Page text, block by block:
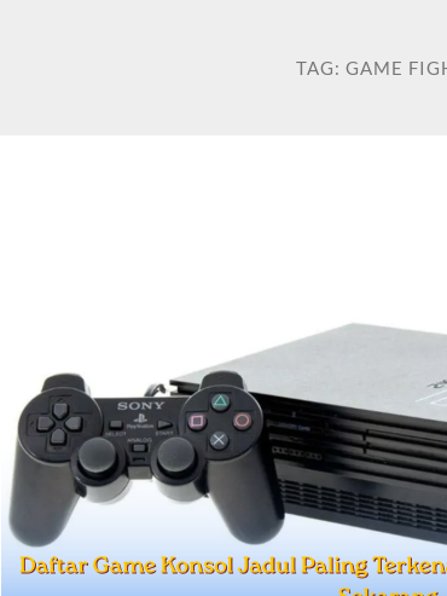
TAG: GAME